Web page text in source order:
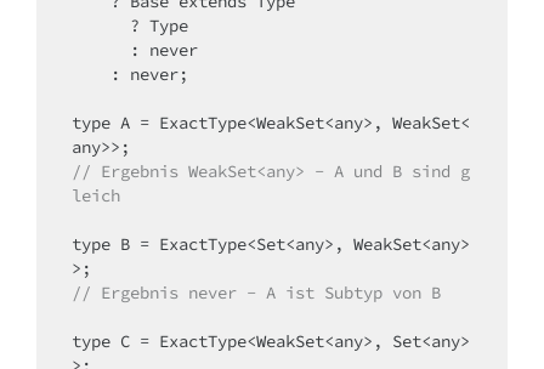
type A = ExactType<WeakSet<any>, WeakSet<
// Ergebnis WeakSet<any> - A und B sind g
leich
type B = ExactType<Set<any>, WeakSet<any>
// Ergebnis never - A ist Subtyp von B
type C = ExactType<WeakSet<any>, Set<any>